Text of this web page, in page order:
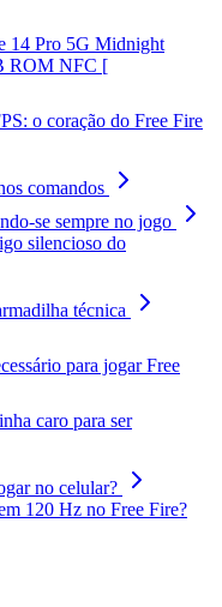
14 Pro 5G Midnight
ROM NFC [
o coração do Free Fire
comandos
se sempre no jogo
silencioso do
técnica
para jogar Free
caro para ser
no celular?
120 Hz no Free Fire?